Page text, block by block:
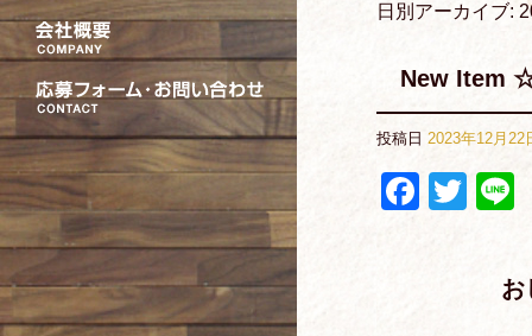
日別アーカイブ:
New Item
投稿日 2023年12月22